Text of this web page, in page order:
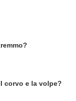
corvo e la volpe?